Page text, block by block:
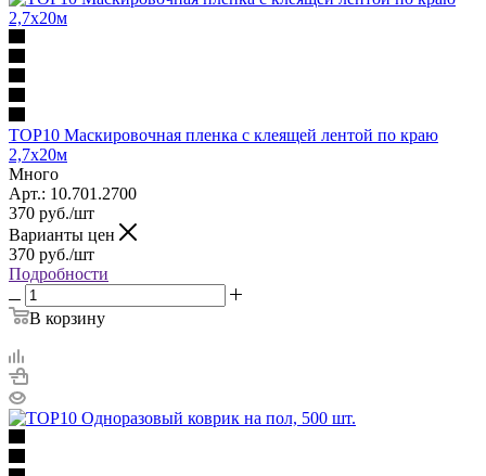
TOP10 Маскировочная пленка с клеящей лентой по краю
2,7х20м
Много
Арт.: 10.701.2700
370 руб./шт
Варианты цен
370 руб./шт
Подробности
В корзину